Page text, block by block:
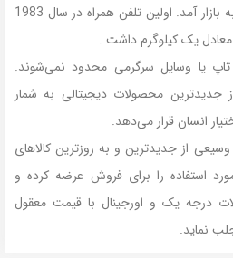
قابل حمل جهان در سال 1981 به بازار آمد. اولین تلفن همراه در سال 1983
یک کیلوگرم داشت .
تاپ یا وسایل سرگرمی محدود نمی‌شوند.
محصولات دیجیتالی به شمار
انسان قرار می‌دهد.
از جدیدترین و به روزترین کالاهای
استفاده را برای فروش عرضه کرده و
درجه یک و اورجینال با قیمت معقول
نماید.